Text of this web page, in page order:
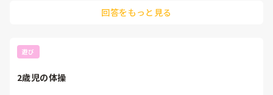
抑揚や子どもの反応を見ながらちょっと間を開けたりするのも
回答をもっと見る
遊び
2歳児の体操